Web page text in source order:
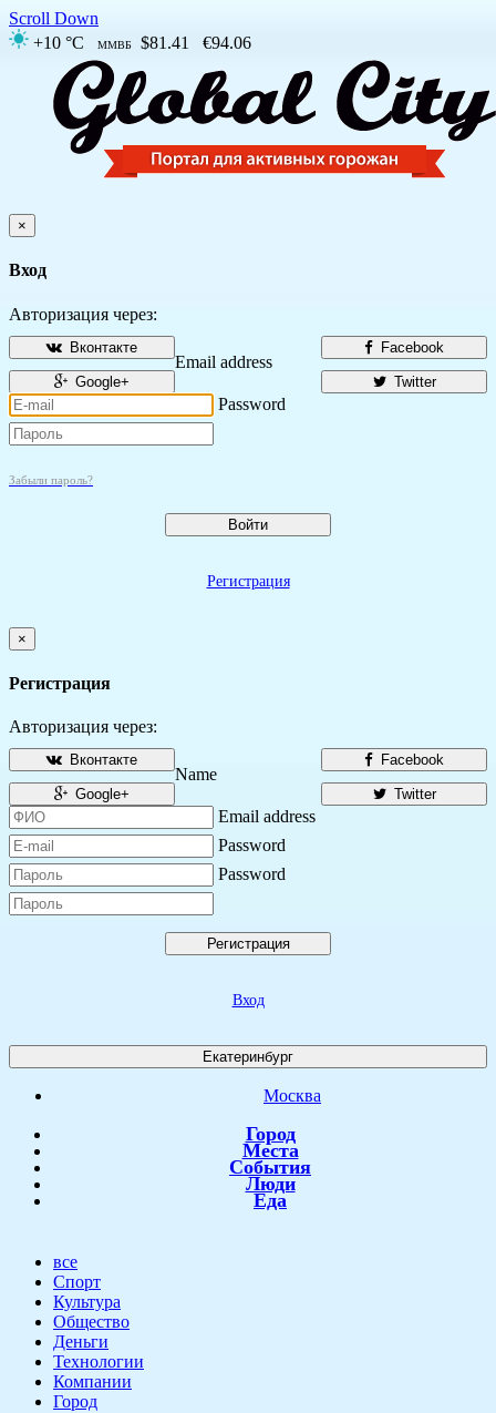
Scroll Down
+10 °C
ММВБ $81.41 €94.06
×
Вход
Авторизация через:
Facebook
Вконтакте
Twitter
Google+
Email address
Password
Забыли пароль?
Войти
Регистрация
×
Регистрация
Авторизация через:
Facebook
Вконтакте
Twitter
Google+
Name
Email address
Password
Password
Регистрация
Вход
Екатеринбург
Москва
Город
Места
События
Люди
Еда
все
Спорт
Культура
Общество
Деньги
Технологии
Компании
Город